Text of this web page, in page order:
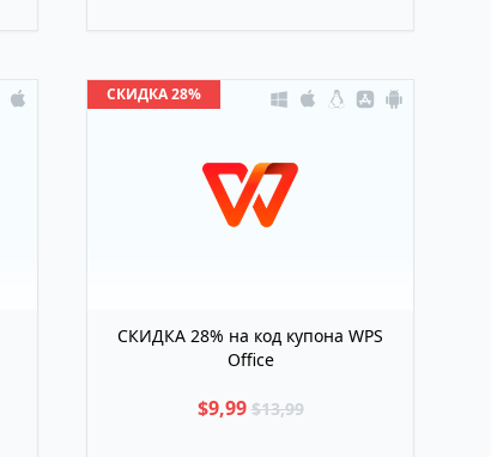
СКИДКА 28%
СКИДКА 28% на код купона WPS
Office
$9,99 $13,99